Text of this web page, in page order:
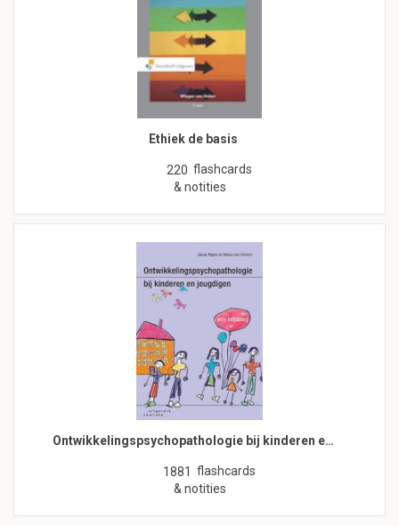
Ethiek de basis
220 flashcards
& notities
Ontwikkelingspsychopathologie bij kinderen e…
1881 flashcards
& notities